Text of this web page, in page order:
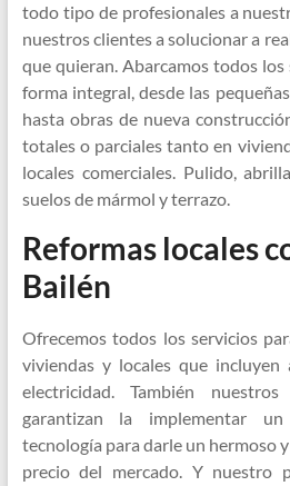
todo tipo de profesionales a
nuestros clientes a solucionar a
que quieran. Abarcamos todos
forma integral, desde las
hasta obras de nueva
totales o parciales tanto en
locales comerciales. Pulido,
suelos de mármol y terrazo.
Reformas locales
Bailén
Ofrecemos todos los servicios
viviendas y locales que incluyen
electricidad. También
garantizan la implementar
tecnología para darle un hermoso
precio del mercado. Y nuestro